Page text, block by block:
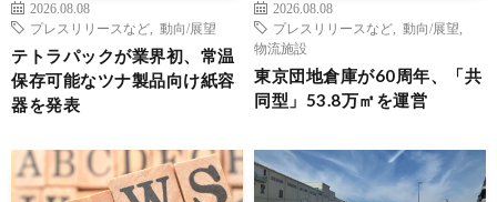
2026.08.08
プレスリリースなど
動向/展望
テトラパックが業界初、常温
保存可能なツナ製品向け紙容
器を発表
2026.08.08
プレスリリースなど
動向/展望
物流施設
東京団地倉庫が60周年、「共
同型」53.8万㎡を運営